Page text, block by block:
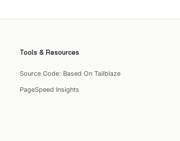
Tools & Resources
Source Code: Based On Tailblaze
PageSpeed Insights